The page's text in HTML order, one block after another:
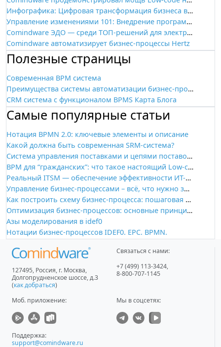
Инфографика: Цифровая трансформация бизнеса в условиях неопределенности. Тренды 2022 и прогнозы на 2023
Управление изменениями 101: Внедрение программного обеспечения для управления проектами
Comindware ЭДО — среди ТОП-решений для электронного документооборота
Comindware автоматизирует бизнес-процессы Hertz
Полезные страницы
Современная BPM система
Преимущества системы автоматизации бизнес-процессов
CRM система с функционалом BPMS Карта Блога
Самые популярные статьи
Нотация BPMN 2.0: ключевые элементы и описание
Какой должна быть современная SRM-система?
Система управления поставками и цепями поставок: задачи, функции, автоматизация, выбор решения
BPM для “гражданских”: что такое настоящий Low-code
Реальный ITSM — обеспечение эффективности ИТ-деятельности
Управление бизнес-процессами – всё, что нужно знать
Как построить схему бизнес-процесса: пошаговая инструкция
Оптимизация бизнес-процессов: основные принципы
Азы моделирования в idef0
Нотации бизнес-процессов IDEF0. EPC. BPMN.
127495, Россия, г. Москва,
Долгопрудненское шоссе, д.3
(как добраться)
Связаться с нами:
+7 (499) 113-3424,
8-800-707-1145
Моб. приложение: Мы в соцсетях:
Поддержка:
support@comindware.ru